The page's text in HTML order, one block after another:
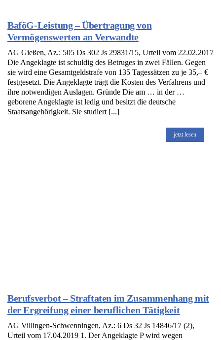
BaföG-Leistung – Übertragung von
Vermögenswerten an Verwandte
AG Gießen, Az.: 505 Ds 302 Js 29831/15, Urteil vom 22.02.2017
Die Angeklagte ist schuldig des Betruges in zwei Fällen. Gegen
sie wird eine Gesamtgeldstrafe von 135 Tagessätzen zu je 35,– €
festgesetzt. Die Angeklagte trägt die Kosten des Verfahrens und
ihre notwendigen Auslagen. Gründe Die am … in der …
geborene Angeklagte ist ledig und besitzt die deutsche
Staatsangehörigkeit. Sie studiert [...]
jetzt lesen
Berufsverbot – Straftaten im Zusammenhang mit
der Ergreifung einer beruflichen Tätigkeit
AG Villingen-Schwenningen, Az.: 6 Ds 32 Js 14846/17 (2),
Urteil vom 17.04.2019 1. Der Angeklagte P wird wegen